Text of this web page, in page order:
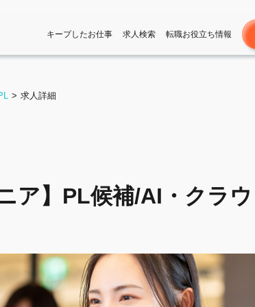
キープしたお仕事 求人検索 転職お役立ち情報
求人詳細
ア】PL候補/AI・クラ